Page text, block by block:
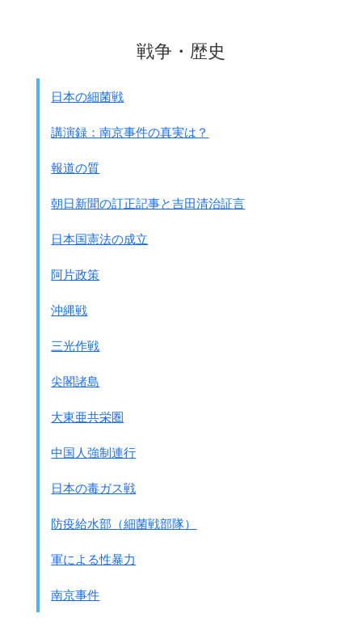
｢俘虜収容所｣｢労工訓練所」が作られました。
捕虜の人道的取扱、捕虜酷使の禁止等の条約。
軍部の反対で批准できなかった。
連合国は日本人捕虜と抑留者には
日本にも守るよう求めてきた。
日本もジュネ－ブ条約を守ることを発表した。
戦争・歴史
日本の細菌戦
講演録：南京事件の真実は？
報道の質
朝日新聞の訂正記事と吉田清治証言
日本国憲法の成立
阿片政策
沖縄戦
三光作戦
尖閣諸島
大東亜共栄圏
中国人強制連行
日本の毒ガス戦
防疫給水部（細菌戦部隊）
軍による性暴力
南京事件